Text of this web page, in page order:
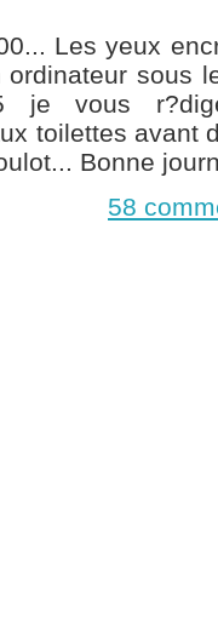
Les yeux
sous
je vous
toilettes avant
Bonne
58